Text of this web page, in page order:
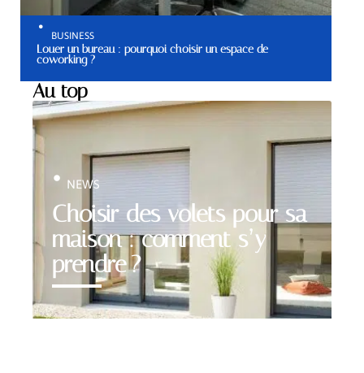
BUSINESS
Louer un bureau : pourquoi choisir un espace de
coworking ?
Au top
Choisir des volets pour sa
maison : comment s’y
prendre ?
NEWS